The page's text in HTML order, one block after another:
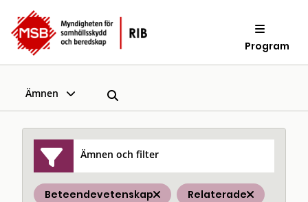
Program
Ämnen
Ämnen och filter
Beteendevetenskap Relaterade